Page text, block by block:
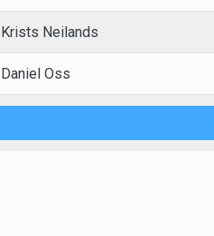
Krists Neilands
Daniel Oss